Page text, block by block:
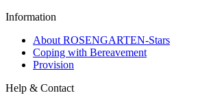
Information
About ROSENGARTEN-Stars
Coping with Bereavement
Provision
Help & Contact